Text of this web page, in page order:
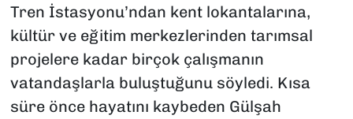
Tren İstasyonu’ndan kent lokantalarına,
kültür ve eğitim merkezlerinden tarımsal
projelere kadar birçok çalışmanın
vatandaşlarla buluştuğunu söyledi. Kısa
süre önce hayatını kaybeden Gülşah